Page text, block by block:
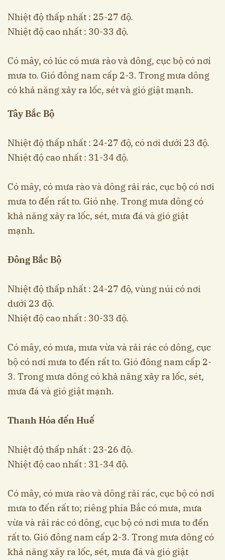
Nhiệt độ thấp nhất : 25-27 độ.
Nhiệt độ cao nhất : 30-33 độ.
Có mây, có lúc có mưa rào và dông, cục bộ có nơi
mưa to. Gió đông nam cấp 2-3. Trong mưa dông
có khả năng xảy ra lốc, sét và gió giật mạnh.
Tây Bắc Bộ
Nhiệt độ thấp nhất : 24-27 độ, có nơi dưới 23 độ.
Nhiệt độ cao nhất : 31-34 độ.
Có mây, có mưa rào và dông rải rác, cục bộ có nơi
mưa to đến rất to. Gió nhẹ. Trong mưa dông có
khả năng xảy ra lốc, sét, mưa đá và gió giật
mạnh.
Đông Bắc Bộ
Nhiệt độ thấp nhất : 24-27 độ, vùng núi có nơi
dưới 23 độ.
Nhiệt độ cao nhất : 30-33 độ.
Có mây, có mưa, mưa vừa và rải rác có dông, cục
bộ có nơi mưa to đến rất to. Gió đông nam cấp 2-
3. Trong mưa dông có khả năng xảy ra lốc, sét,
mưa đá và gió giật mạnh.
Thanh Hóa đến Huế
Nhiệt độ thấp nhất : 23-26 độ.
Nhiệt độ cao nhất : 31-34 độ.
Có mây, có mưa rào và dông rải rác, cục bộ có nơi
mưa to đến rất to; riêng phía Bắc có mưa, mưa
vừa và rải rác có dông, cục bộ có nơi mưa to đến
rất to. Gió đông nam cấp 2-3. Trong mưa dông có
khả năng xảy ra lốc, sét, mưa đá và gió giật